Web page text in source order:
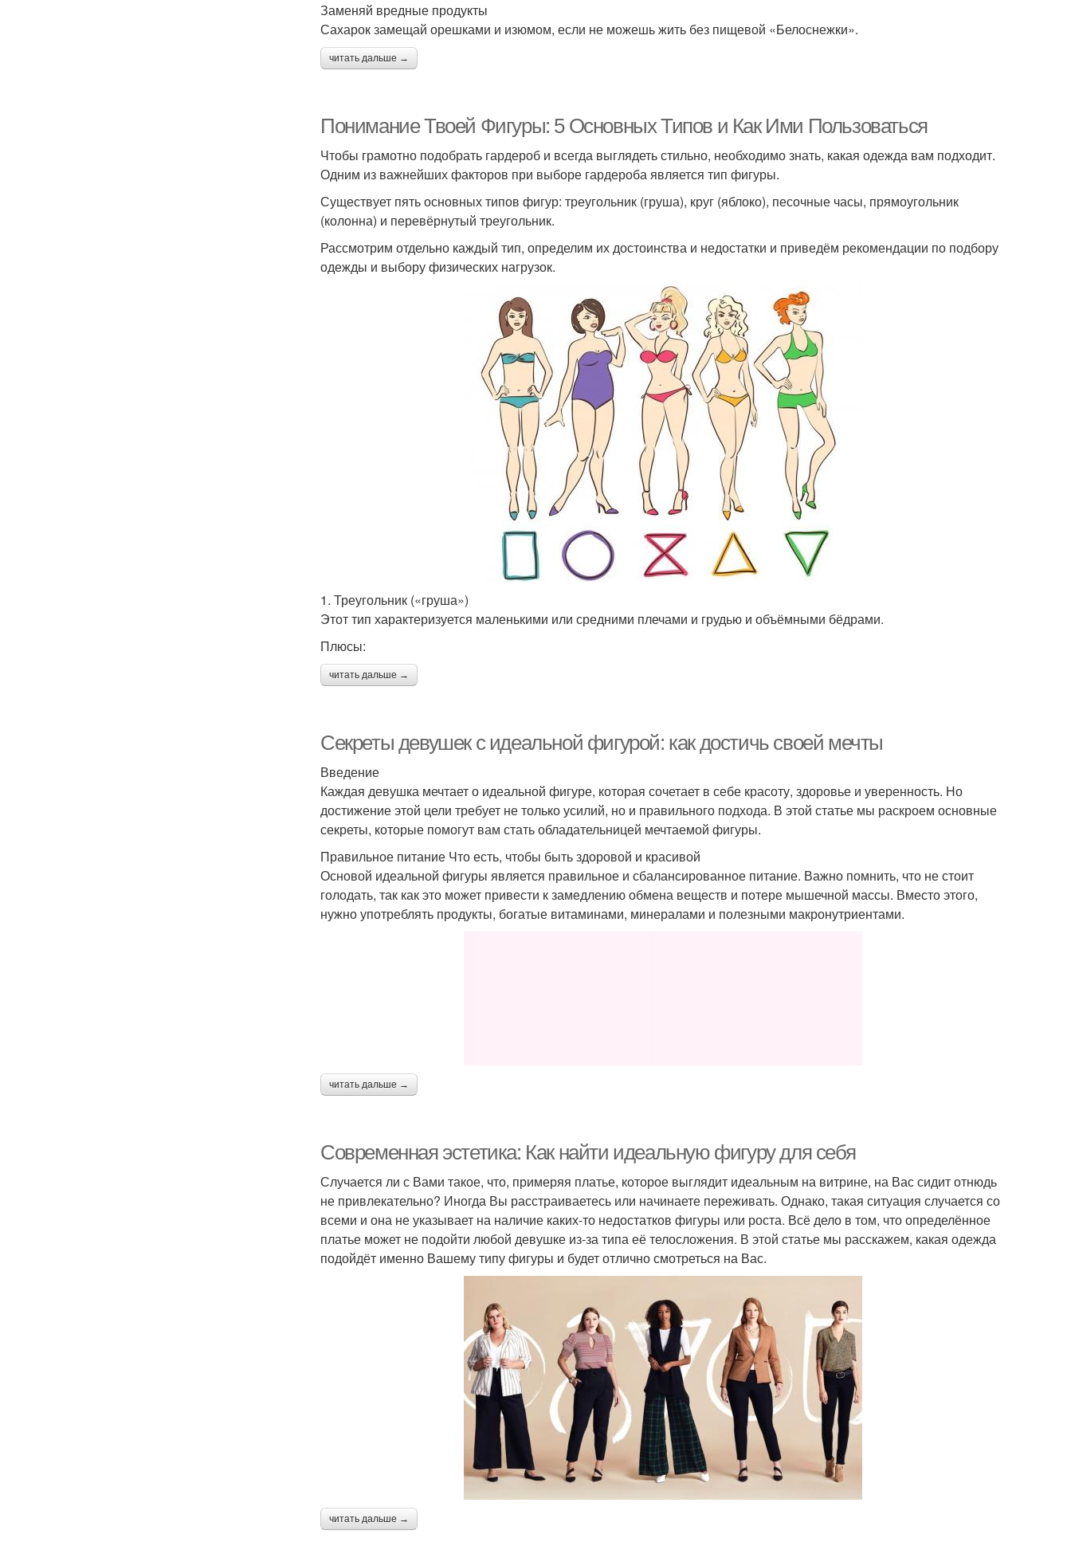
Заменяй вредные продукты
Сахарок замещай орешками и изюмом, если не можешь жить без пищевой «Белоснежки».
читать дальше →
Понимание Твоей Фигуры: 5 Основных Типов и Как Ими Пользоваться
Чтобы грамотно подобрать гардероб и всегда выглядеть стильно, необходимо знать, какая одежда вам подходит.
Одним из важнейших факторов при выборе гардероба является тип фигуры.
Существует пять основных типов фигур: треугольник (груша), круг (яблоко), песочные часы, прямоугольник
(колонна) и перевёрнутый треугольник.
Рассмотрим отдельно каждый тип, определим их достоинства и недостатки и приведём рекомендации по подбору
одежды и выбору физических нагрузок.
1. Треугольник («груша»)
Этот тип характеризуется маленькими или средними плечами и грудью и объёмными бёдрами.
Плюсы:
читать дальше →
Секреты девушек с идеальной фигурой: как достичь своей мечты
Введение
Каждая девушка мечтает о идеальной фигуре, которая сочетает в себе красоту, здоровье и уверенность. Но
достижение этой цели требует не только усилий, но и правильного подхода. В этой статье мы раскроем основные
секреты, которые помогут вам стать обладательницей мечтаемой фигуры.
Правильное питание Что есть, чтобы быть здоровой и красивой
Основой идеальной фигуры является правильное и сбалансированное питание. Важно помнить, что не стоит
голодать, так как это может привести к замедлению обмена веществ и потере мышечной массы. Вместо этого,
нужно употреблять продукты, богатые витаминами, минералами и полезными макронутриентами.
читать дальше →
Современная эстетика: Как найти идеальную фигуру для себя
Случается ли с Вами такое, что, примеряя платье, которое выглядит идеальным на витрине, на Вас сидит отнюдь
не привлекательно? Иногда Вы расстраиваетесь или начинаете переживать. Однако, такая ситуация случается со
всеми и она не указывает на наличие каких-то недостатков фигуры или роста. Всё дело в том, что определённое
платье может не подойти любой девушке из-за типа её телосложения. В этой статье мы расскажем, какая одежда
подойдёт именно Вашему типу фигуры и будет отлично смотреться на Вас.
читать дальше →